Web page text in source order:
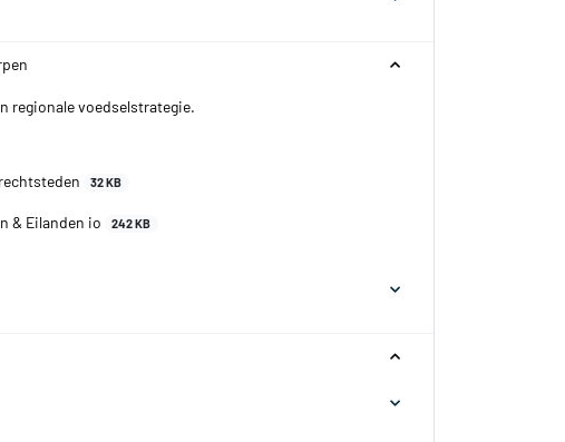
regionale voedselstrategie.
32 KB
& Eilanden io 242 KB